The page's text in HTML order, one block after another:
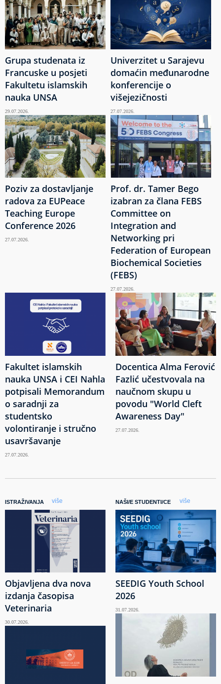
Grupa studenata iz
Francuske u posjeti
Fakultetu islamskih
nauka UNSA
29.07.2026.
Univerzitet u Sarajevu
domaćin međunarodne
konferencije o
višejezičnosti
27.07.2026.
Poziv za dostavljanje
radova za EUPeace
Teaching Europe
Conference 2026
27.07.2026.
Prof. dr. Tamer Bego
izabran za člana FEBS
Committee on
Integration and
Networking pri
Federation of European
Biochemical Societies
(FEBS)
27.07.2026.
Fakultet islamskih
nauka UNSA i CEI Nahla
potpisali Memorandum
o saradnji za
studentsko
volontiranje i stručno
usavršavanje
27.07.2026.
Docentica Alma Ferović
Fazlić učestvovala na
naučnom skupu u
povodu "World Cleft
Awareness Day"
27.07.2026.
ISTRAŽIVANJA više
Objavljena dva nova
izdanja časopisa
Veterinaria
30.07.2026.
NAŠI/E STUDENTI/CE više
SEEDIG Youth School
2026
31.07.2026.